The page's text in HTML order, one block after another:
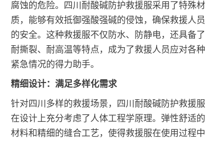
腐蚀的危险。四川耐酸碱防护救援服采用了特殊材
质，能够有效抵御强酸强碱的侵蚀，确保救援人员
的安全。这种救援服不仅防水、防静电，还具备了
耐撕裂、耐高温等特点，成为了救援人员应对各种
紧急情况的得力助手。
精细设计：满足多样化需求
针对四川多样的救援场景，四川耐酸碱防护救援服
在设计上充分考虑了人体工程学原理。弹性舒适的
材料和精细的缝合工艺，使得救援服在使用过程中